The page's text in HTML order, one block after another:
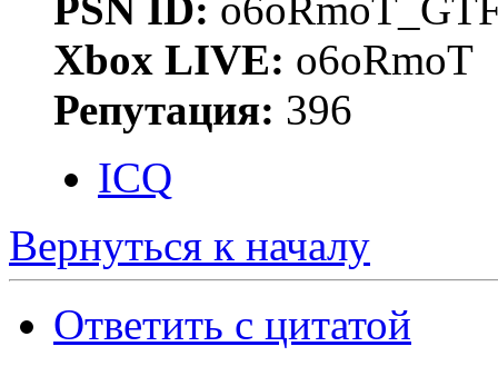
Xbox LIVE: o6oRmoT
Репутация: 396
ICQ
Вернуться к началу
Ответить с цитатой